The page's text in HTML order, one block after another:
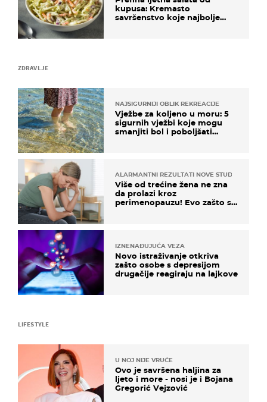
ZDRAVLJE
NAJSIGURNIJI OBLIK REKREACIJE
Vježbe za koljeno u moru: 5
sigurnih vježbi koje mogu
smanjiti bol i poboljšati
ALARMANTNI REZULTATI NOVE STUDIJE
Više od trećine žena ne zna
da prolazi kroz
perimenopauzu! Evo zašto su
IZNENAĐUJUĆA VEZA
Novo istraživanje otkriva
zašto osobe s depresijom
drugačije reagiraju na lajkove
kupusa: Kremasto
savršenstvo koje najbolje
LIFESTYLE
U NOJ NIJE VRUĆE
Ovo je savršena haljina za
ljeto i more - nosi je i Bojana
Gregorić Vejzović